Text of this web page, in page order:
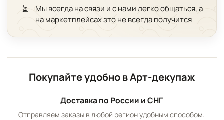
⏳
Мы всегда на связи и с нами легко общаться, а
на маркетплейсах это не всегда получится
Покупайте удобно в Арт-декупаж
Доставка по России и СНГ
Отправляем заказы в любой регион удобным способом.